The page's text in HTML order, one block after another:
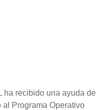
ha recibido una ayuda de
al Programa Operativo